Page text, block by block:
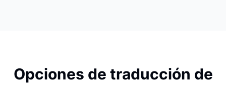
Opciones de traducción de